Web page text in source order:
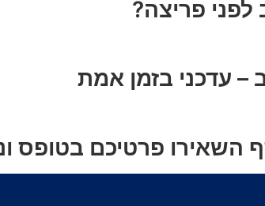
פריצה?
– עדכני בזמן אמת
השאירו פרטיכם בטופס